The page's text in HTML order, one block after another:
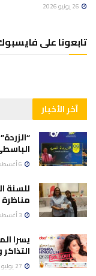
تابعونا على
آخر الأخبار
للسنة
مناظرة
يسرا